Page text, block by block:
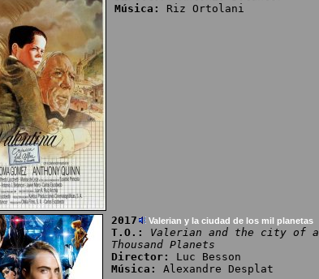
Música:
Riz Ortolani
2017 Valerian y la ciudad de los mil planetas
T.O.:
Valerian and the city of a
Thousand Planets
Director:
Luc Besson
Música:
Alexandre Desplat